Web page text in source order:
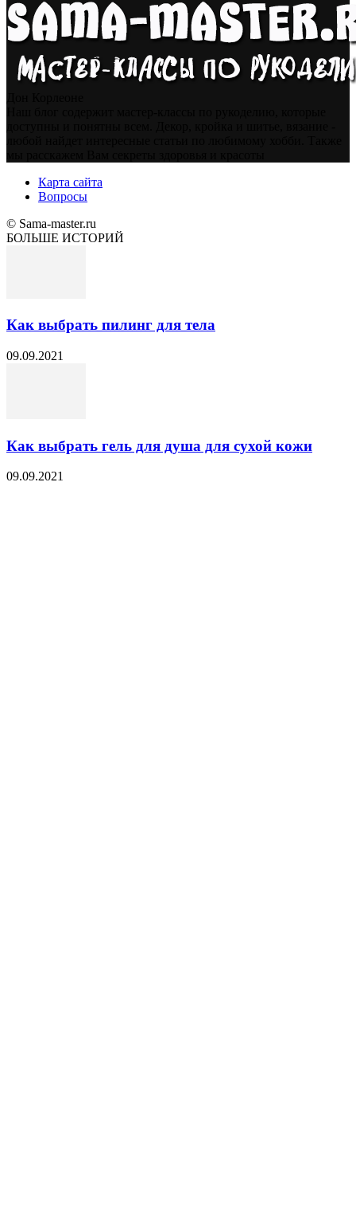
Карта сайта
Вопросы
© Sama-master.ru
БОЛЬШЕ ИСТОРИЙ
Как выбрать пилинг для тела
09.09.2021
Как выбрать гель для душа для сухой кожи
09.09.2021